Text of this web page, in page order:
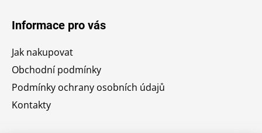
Informace pro vás
Jak nakupovat
Obchodní podmínky
Podmínky ochrany osobních údajů
Kontakty